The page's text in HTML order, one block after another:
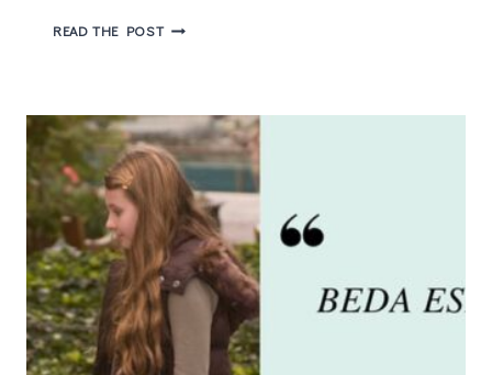
READ THE POSTTAG
SOBRE
SÉRIES